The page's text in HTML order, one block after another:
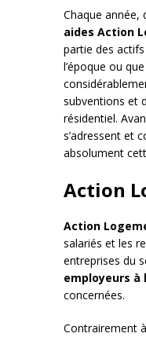
Chaque année,
aides Action
partie des
l’époque ou
subventions et
résidentiel.
s’adressent et
absolument
Action
Action
salariés et les
entreprises du
employeurs à
concernées.
Contrairement